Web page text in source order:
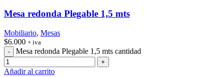
Mesa redonda Plegable 1,5 mts
Mobiliario, Mesas
$6.000 + iva
Mesa redonda Plegable 1,5 mts cantidad
Añadir al carrito